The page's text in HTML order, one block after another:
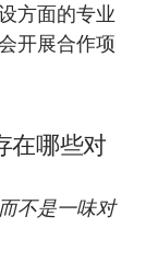
方面的专业
开展合作项
在哪些对
不是一味对